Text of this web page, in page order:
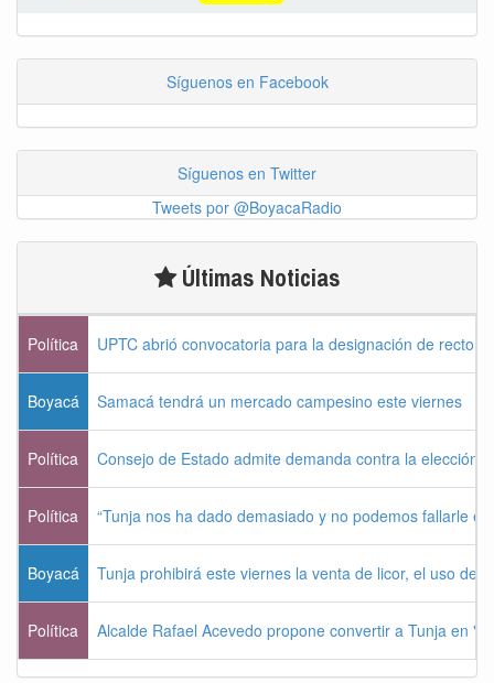
Síguenos en Facebook
Síguenos en Twitter
Tweets por @BoyacaRadio
Últimas Noticias
Política UPTC abrió convocatoria para la designación de rector
Boyacá Samacá tendrá un mercado campesino este viernes
Política Consejo de Estado admite demanda contra la elección
Política “Tunja nos ha dado demasiado y no podemos fallarle
Boyacá Tunja prohibirá este viernes la venta de licor, el uso de
Política Alcalde Rafael Acevedo propone convertir a Tunja en